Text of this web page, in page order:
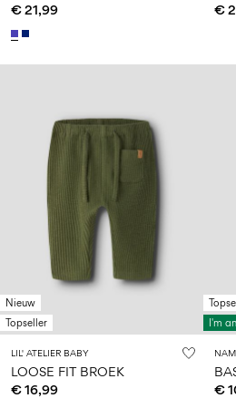
€ 21,99
€
Nieuw
Topseller
LIL' ATELIER BABY
LOOSE FIT BROEK
€ 16,99
I'm
€